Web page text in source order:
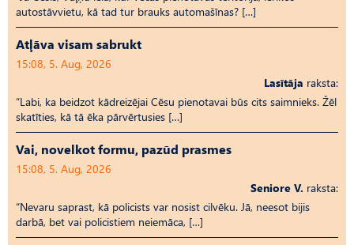
autostāvvietu, kā tad tur brauks automašīnas? […]
Atļāva visam sabrukt
15:08, 5. Aug, 2026
Lasītāja raksta:
“Labi, ka beidzot kādreizējai Cēsu pienotavai būs cits saimnieks. Žēl
skatīties, kā tā ēka pārvērtusies […]
Vai, novelkot formu, pazūd prasmes
15:08, 5. Aug, 2026
Seniore V. raksta:
“Nevaru saprast, kā policists var nosist cilvēku. Jā, neesot bijis
darbā, bet vai policistiem neiemāca, […]